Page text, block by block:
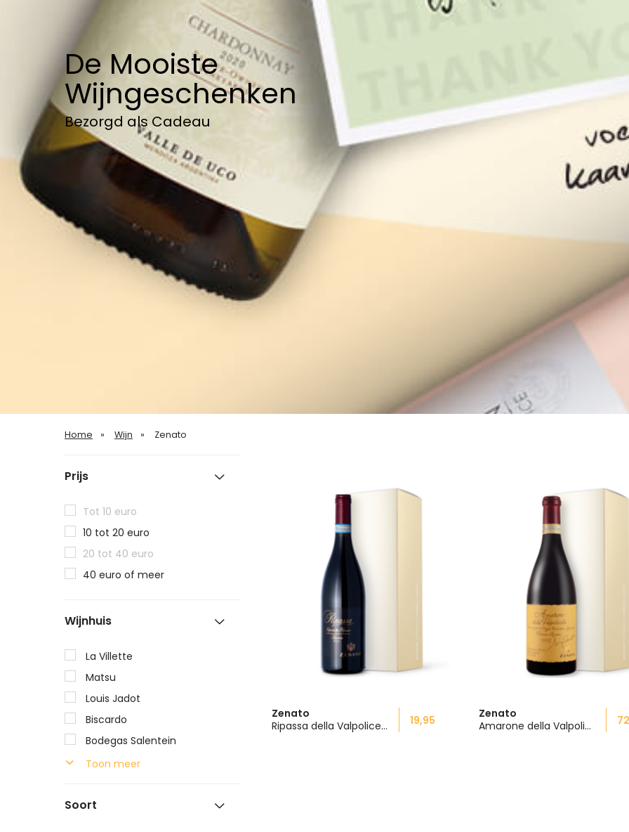
De Mooiste
Wijngeschenken
Bezorgd als Cadeau
Home Wijn Zenato
Prijs
Tot 10 euro
10 tot 20 euro
20 tot 40 euro
40 euro of meer
Wijnhuis
La Villette
Matsu
Louis Jadot
Biscardo
Bodegas Salentein
De Moya
Bodega Classica
Toon meer
Soort
Zenato
Ripassa della Valpolicella Rode Wijn
19,95
Zenato
Amarone della Valpolicella Riserva 2018 Rode Wijn